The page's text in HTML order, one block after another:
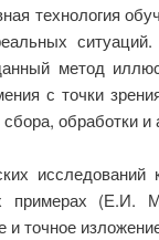
технология
ситуаций.
метод
с точки
обработки
примерах (Е.И.
точное